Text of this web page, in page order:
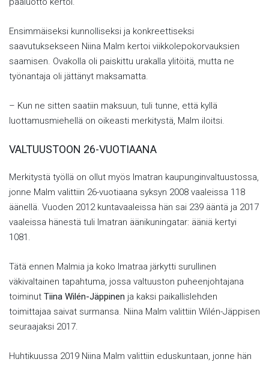
Ensimmäiseksi kunnolliseksi ja konkreettiseksi
saavutuksekseen Niina Malm kertoi viikkolepokorvauksien
saamisen. Ovakolla oli paiskittu urakalla ylitöitä, mutta ne
työnantaja oli jättänyt maksamatta.
– Kun ne sitten saatiin maksuun, tuli tunne, että kyllä
luottamusmiehellä on oikeasti merkitystä, Malm iloitsi.
VALTUUSTOON 26-VUOTIAANA
Merkitystä työllä on ollut myös Imatran kaupunginvaltuustossa,
jonne Malm valittiin 26-vuotiaana syksyn 2008 vaaleissa 118
äänellä. Vuoden 2012 kuntavaaleissa hän sai 239 ääntä ja 2017
vaaleissa hänestä tuli Imatran äänikuningatar: ääniä kertyi
1081.
Tätä ennen Malmia ja koko Imatraa järkytti surullinen
väkivaltainen tapahtuma, jossa valtuuston puheenjohtajana
toiminut Tiina Wilén-Jäppinen ja kaksi paikallislehden
toimittajaa saivat surmansa. Niina Malm valittiin Wilén-Jäppisen
seuraajaksi 2017.
Huhtikuussa 2019 Niina Malm valittiin eduskuntaan, jonne hän